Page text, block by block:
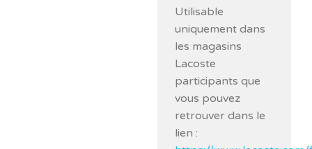
Utilisable
uniquement dans
les magasins
Lacoste
participants que
vous pouvez
retrouver dans le
lien :